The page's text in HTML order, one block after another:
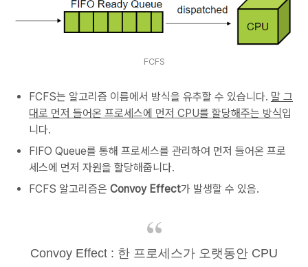
FCFS
FCFS는 알고리즘 이름에서 방식을 유추할 수 있습니다. 말 그
대로 먼저 들어온 프로세스에 먼저 CPU를 할당해주는 방식입
니다.
FIFO Queue를 통해 프로세스를 관리하여 먼저 들어온 프로
세스에 먼저 자원을 할당해줍니다.
FCFS 알고리즘은 Convoy Effect가 발생할 수 있음.
Convoy Effect : 한 프로세스가 오랫동안 CPU